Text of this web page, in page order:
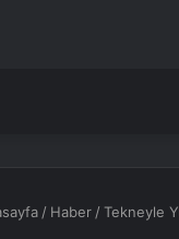
/ Haber /Tekneyle